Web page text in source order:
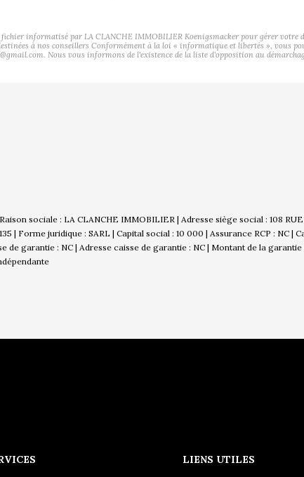
informatisé par LA CLANCHE IMMOBILIER Koenigsmacker pour gérer votre
à nos conseillers Conformément à la loi « informatique et libertés », vous
Nous vous informons de l'existence de la liste d'opposition au
sociale : LA CLANCHE IMMOBILIER | Adresse siège social : 108
| Forme juridique : SARL | Capital social : 10 000 | Assurance RCP : NC |
de garantie : NC | Adresse caisse de garantie : NC | Montant de la
LIENS UTILES